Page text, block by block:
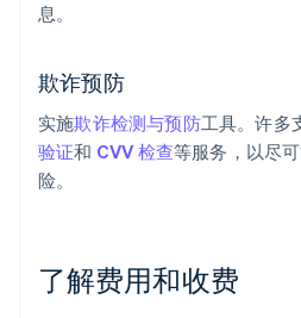
息。
欺诈预防
实施欺诈检测与预防工具。许多
验证和 CVV 检查等服务，以尽
险。
了解费用和收费